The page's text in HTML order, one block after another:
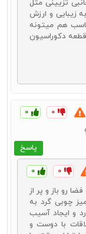
میز چوبی را بدانید. این
به جنس چوب مورد
و یا سایر میزها شما
است. این روش خرید
خرید ایدئال خواهد
می‌توانید هم از نظر
کنید، این مهم باعث
همچنین یکی دیگر از
به آن دسترسی داشته
تزیینی مثل
زیبایی و ارزش
هم میتونه
دکوراسیون
۰ ۰
پاسخ
۰ ۰
رو باز و پر از
چوبی گرد به
و ایجاد آسیب
با دوست و